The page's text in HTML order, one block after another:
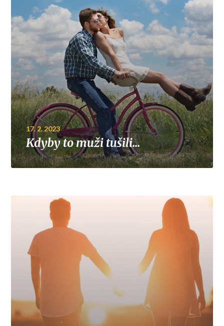
17. 2. 2023
Kdyby to muži tušili…